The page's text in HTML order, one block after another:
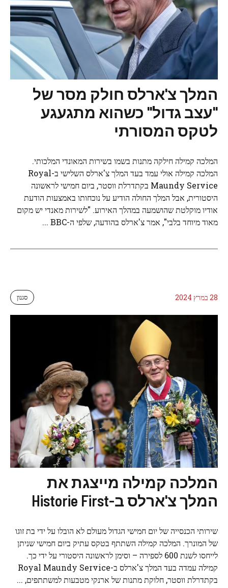
המלך צ'ארלס חולק מסר של
"עצב גדול" כשהוא מתגעגע
לטקס המסורתי
המלכה קמילה חילקה מתנות בשמו בשירות המאונדי המלכותי.
המלכה קמילה אולי עמד בעד המלך צ'ארלס השלישי ב-Royal
Maundy Service בקתדרלת ווסטר, ביום חמישי לראשונה
היסטורית, אבל המלך החולה הודיע ​​על נוכחותו באמצעות הודעת
אודיו מוקלטת שהושמעה במהלך האירוע. "לשירות מאנדי יש מקום
מאוד מיוחד בלבי", אמר צ'ארלס בהודעה, שלפי ה-BBC ...
28 במרץ 2024 סגנון
המלכה קמילה מייצגת את
המלך צ'ארלס ב-Historie First
שירותי הכנסייה של יום חמישי הגדול מעולם לא הובלו על ידי בת זוגו
של המונרך. המלכה קמילה השתתף בטקס עתיק ביום חמישי שניתן
לייחסו לשנת 600 לספירה – וסימן לראשונה היסטורי על ידי כך.
קמילה עמדה בעד המלך צ'ארלס ב-Royal Maundy Service
בקתדרלת ווסטר, חלוקת מתנות של ארנקי מטבעות למשתתפים, ...